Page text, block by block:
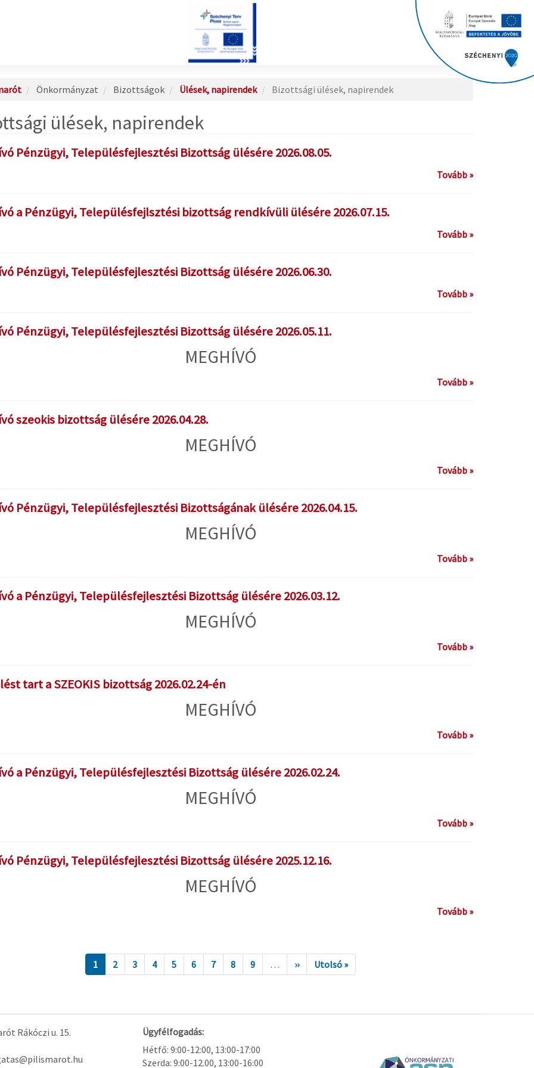
Önkormányzat Bizottságok Ülések, napirendek Bizottsági ülések, napirendek
ülések, napirendek
Pénzügyi, Településfejlesztési Bizottság ülésére 2026.08.05.
Tovább »
a Pénzügyi, Településfejlsztési bizottság rendkívüli ülésére 2026.07.15.
Tovább »
Pénzügyi, Településfejlesztési Bizottság ülésére 2026.06.30.
Tovább »
Pénzügyi, Településfejlesztési Bizottság ülésére 2026.05.11.
MEGHÍVÓ
Tovább »
szeokis bizottság ülésére 2026.04.28.
MEGHÍVÓ
Tovább »
Pénzügyi, Településfejlesztési Bizottságának ülésére 2026.04.15.
MEGHÍVÓ
Tovább »
a Pénzügyi, Településfejlesztési Bizottság ülésére 2026.03.12.
MEGHÍVÓ
Tovább »
tart a SZEOKIS bizottság 2026.02.24-én
MEGHÍVÓ
Tovább »
a Pénzügyi, Településfejlesztési Bizottság ülésére 2026.02.24.
MEGHÍVÓ
Tovább »
Pénzügyi, Településfejlesztési Bizottság ülésére 2025.12.16.
MEGHÍVÓ
Tovább »
1 2 3 4 5 6 7 8 9 … ›› Utolsó »
Rákóczi u. 15.
Ügyfélfogadás:
Hétfő: 9:00-12:00, 13:00-17:00
Szerda: 9:00-12.00, 13:00-16:00